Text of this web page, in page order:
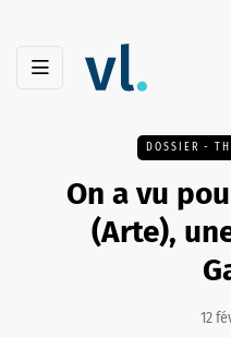
DOSSIER -
On a vu
(Arte),
12